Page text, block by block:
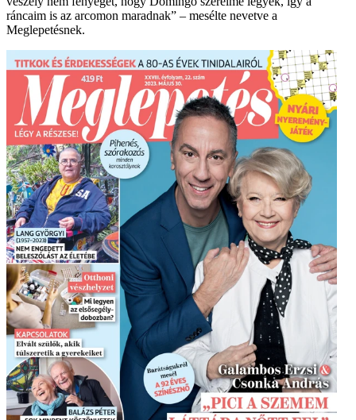
ráncaim is az arcomon maradnak” – mesélte nevetve a
Meglepetésnek.